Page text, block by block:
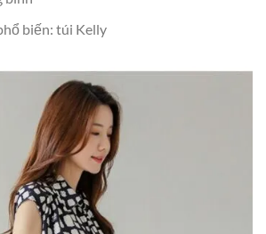
biến: túi Kelly